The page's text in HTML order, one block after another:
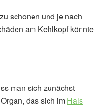
schonen und je nach
am Kehlkopf könnte
man sich zunächst
das sich im Hals